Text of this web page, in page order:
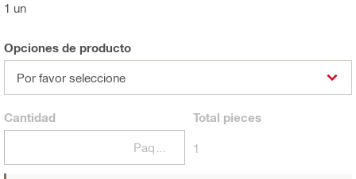
1 un
Opciones de producto
Por favor seleccione
Cantidad Total pieces
1